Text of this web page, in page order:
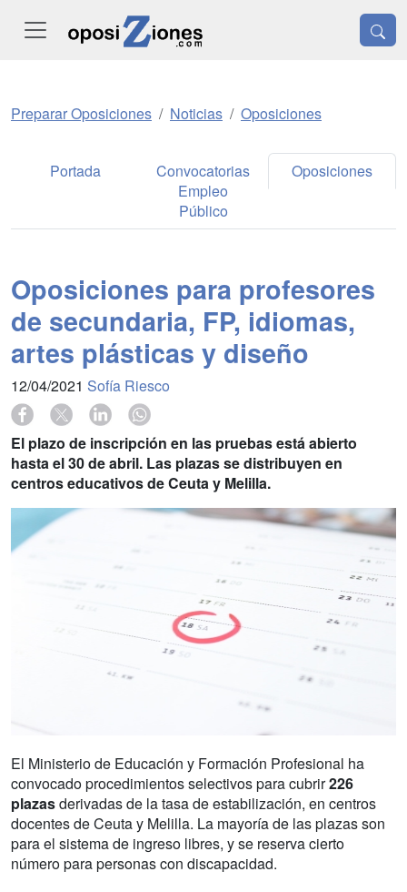
Preparar Oposiciones Noticias Oposiciones
Portada
Convocatorias
Empleo
Público
Oposiciones
Oposiciones para profesores
de secundaria, FP, idiomas,
artes plásticas y diseño
12/04/2021 Sofía Riesco
El plazo de inscripción en las pruebas está abierto
hasta el 30 de abril. Las plazas se distribuyen en
centros educativos de Ceuta y Melilla.
El Ministerio de Educación y Formación Profesional ha
convocado procedimientos selectivos para cubrir226
plazasderivadas de la tasa de estabilización, en centros
docentes de Ceuta y Melilla. La mayoría de las plazas son
para el sistema de ingreso libres, y se reserva cierto
número para personas con discapacidad.